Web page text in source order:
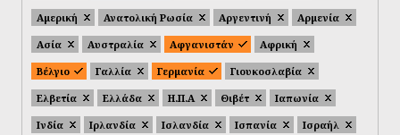
Αμερική
Ανατολική Ρωσία Αργεντινή
Αρμενία
Ασία
Αυστραλία Αφγανιστάν
Αφρική
Βέλγιο
Γαλλία Γερμανία
Γιουκοσλαβία
Ελβετία
Ελλάδα Η.Π.Α Θιβέτ
Ιαπωνία
Ινδία
Ιρλανδία Ισλανδία Ισπανία
Ισραήλ